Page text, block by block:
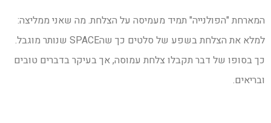
המארחת "הפולנייה" תמיד מעמיסה על הצלחת. מה שאני ממליצה:
למלא את הצלחת בשפע של סלטים כך שהSPACE שנותר מוגבל.
כך בסופו של דבר תקבלו צלחת עמוסה, אך בעיקר בדברים טובים
ובריאים.